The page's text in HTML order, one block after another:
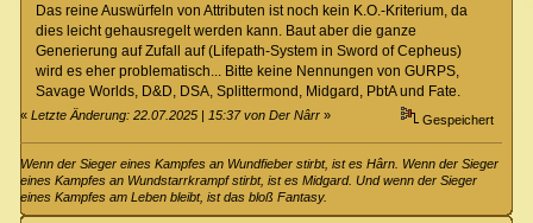
Das reine Auswürfeln von Attributen ist noch kein K.O.-Kriterium, da
dies leicht gehausregelt werden kann. Baut aber die ganze
Generierung auf Zufall auf (Lifepath-System in Sword of Cepheus)
wird es eher problematisch... Bitte keine Nennungen von GURPS,
Savage Worlds, D&D, DSA, Splittermond, Midgard, PbtA und Fate.
«Letzte Änderung: 22.07.2025 | 15:37 von Der Nârr » Gespeichert
Wenn der Sieger eines Kampfes an Wundfieber stirbt, ist es Hârn. Wenn der Sieger
eines Kampfes an Wundstarrkrampf stirbt, ist es Midgard. Und wenn der Sieger
eines Kampfes am Leben bleibt, ist das bloß Fantasy.